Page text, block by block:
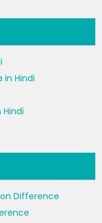
in Hindi
Difference